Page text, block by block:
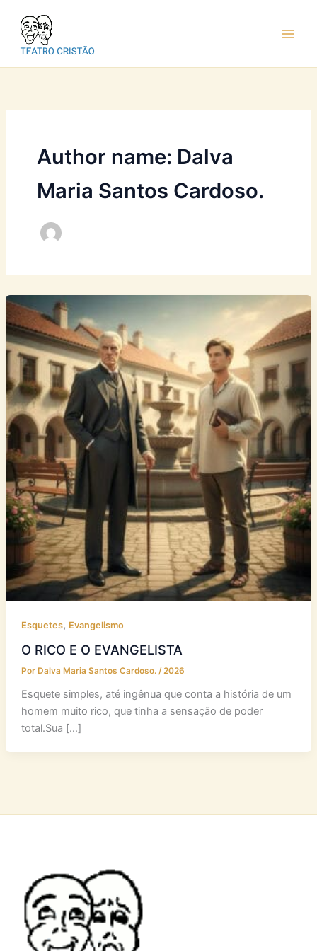
conteúdo
Author name: Dalva
Maria Santos Cardoso.
Esquetes, Evangelismo
O RICO E O EVANGELISTA
Por Dalva Maria Santos Cardoso. /2026
Esquete simples, até ingênua que conta a história de um
homem muito rico, que tinha a sensação de poder
total.Sua […]